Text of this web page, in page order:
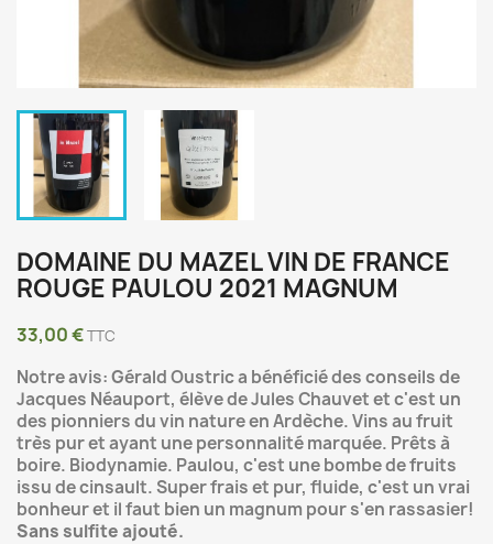
DOMAINE DU MAZEL VIN DE FRANCE
ROUGE PAULOU 2021 MAGNUM
33,00 €TTC
Notre avis: Gérald Oustric a bénéficié des conseils de
Jacques Néauport, élève de Jules Chauvet et c'est un
des pionniers du vin nature en Ardèche. Vins au fruit
très pur et ayant une personnalité marquée. Prêts à
boire. Biodynamie. Paulou, c'est une bombe de fruits
issu de cinsault. Super frais et pur, fluide, c'est un vrai
bonheur et il faut bien un magnum pour s'en rassasier!
Sans sulfite ajouté.